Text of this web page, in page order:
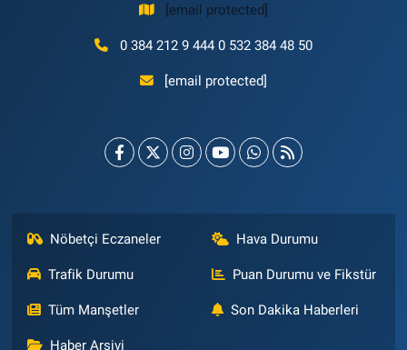
[email protected]
0 384 212 9 444 0 532 384 48 50
[email protected]
Nöbetçi Eczaneler Hava Durumu
Trafik Durumu Puan Durumu ve Fikstür
Tüm Manşetler Son Dakika Haberleri
Haber Arşivi